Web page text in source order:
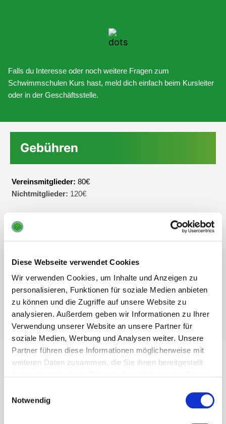
Diese Webseite verwendet Cookies
Wir verwenden Cookies, um Inhalte und Anzeigen zu
personalisieren, Funktionen für soziale Medien anbieten
zu können und die Zugriffe auf unsere Website zu
analysieren. Außerdem geben wir Informationen zu Ihrer
Verwendung unserer Website an unsere Partner für
soziale Medien, Werbung und Analysen weiter. Unsere
Partner führen diese Informationen möglicherweise mit
weiteren Daten zusammen, die Sie ihnen bereitgestellt
Notwendig
Falls du Interesse oder noch weitere Fragen zum
Schwimmschulen Kurs hast, meld dich einfach beim Kursleiter
oder in der Geschäftsstelle.
Gebühren
Vereinsmitglieder: 80€
Nichtmitglieder: 120€
Kursanmeldung & weitere
Geschäftsstelle
Telefon:
04161 – 8 11 61
E-Mail: info[at]sg-buxtehude-altkloster[dot]de
Achtung!
Das Lehrschwimmbecken ist bis auf weiteres gesperrt!